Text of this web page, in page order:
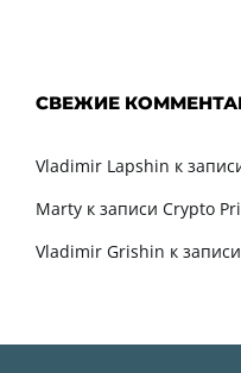
СВЕЖИЕ
Vladimir Lapshin к
Marty к записи Crypto
Vladimir Grishin к записи